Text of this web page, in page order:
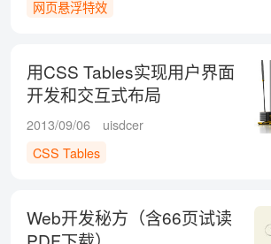
网页悬浮特效
用CSS Tables实现用户界面
开发和交互式布局
2013/09/06
uisdcer
CSS Tables
Web开发秘方（含66页试读